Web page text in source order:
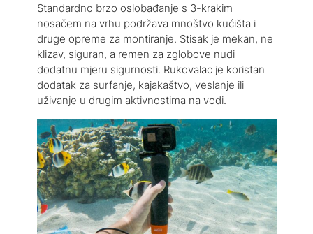
Standardno brzo oslobađanje s 3-krakim
nosačem na vrhu podržava mnoštvo kućišta i
druge opreme za montiranje. Stisak je mekan, ne
klizav, siguran, a remen za zglobove nudi
dodatnu mjeru sigurnosti. Rukovalac je koristan
dodatak za surfanje, kajakaštvo, veslanje ili
uživanje u drugim aktivnostima na vodi.